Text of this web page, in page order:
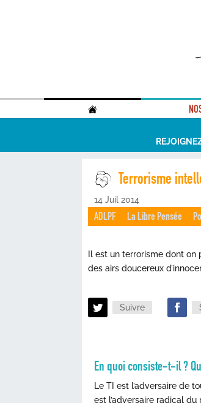
.
Terrorisme
14 Juil 2014
ADLPF La Libre Pensée
Il est un terrorisme dont
des airs doucereux
Suivre
En quoi consiste-t-il ?
Le TI est l’adversaire de
est l’adversaire radical